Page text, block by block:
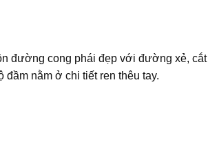
đường cong phái đẹp với đường xẻ,
đầm nằm ở chi tiết ren thêu tay.